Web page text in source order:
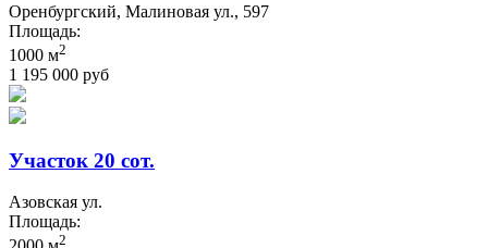
Оренбургский, Малиновая ул., 597
Площадь:
1000 м2
1 195 000 руб
Участок 20 сот.
Азовская ул.
Площадь:
2